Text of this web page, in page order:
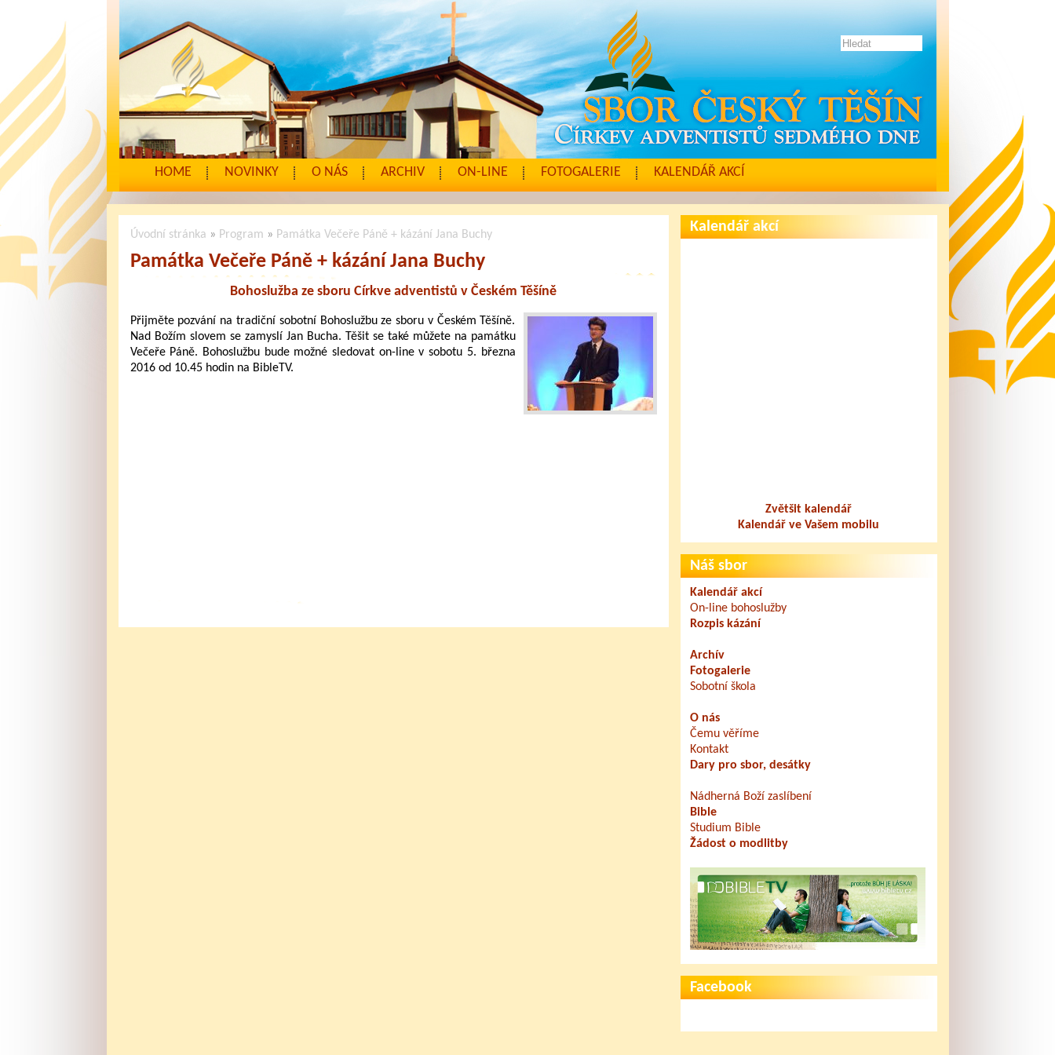
HOME NOVINKY O NÁS ARCHIV ON-LINE FOTOGALERIE KALENDÁŘ AKCÍ
Úvodní stránka » Program » Památka Večeře Páně + kázání Jana Buchy
Památka Večeře Páně + kázání Jana Buchy
Bohoslužba ze sboru Církve adventistů v Českém Těšíně
Přijměte pozvání na tradiční sobotní Bohoslužbu ze sboru v Českém Těšíně.
Nad Božím slovem se zamyslí Jan Bucha. Těšit se také můžete na památku
Večeře Páně. Bohoslužbu bude možné sledovat on-line v sobotu 5. března
2016 od 10.45 hodin na BibleTV.
Kalendář akcí
Zvětšit kalendář
Kalendář ve Vašem mobilu
Náš sbor
Kalendář akcí
On-line bohoslužby
Rozpis kázání
Archív
Fotogalerie
Sobotní škola
O nás
Čemu věříme
Kontakt
Dary pro sbor, desátky
Nádherná Boží zaslíbení
Bible
Studium Bible
Žádost o modlitby
Facebook